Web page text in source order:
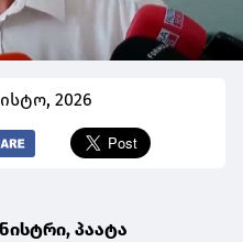
2026
პაატა